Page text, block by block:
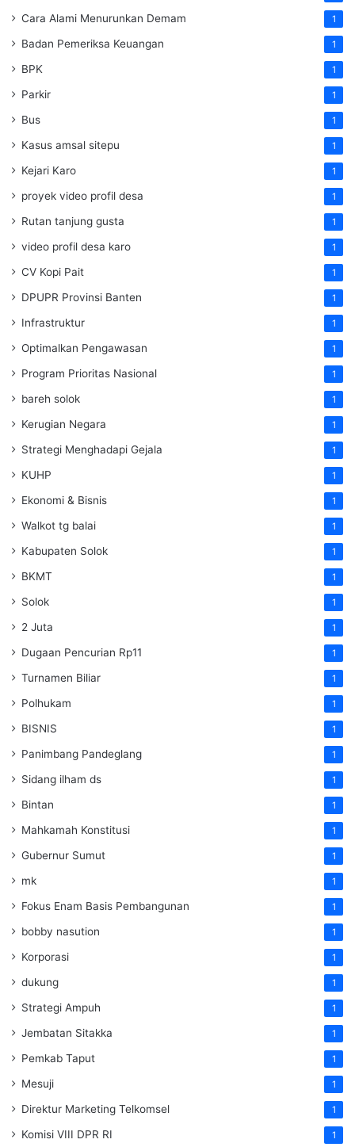
Cara Alami Menurunkan Demam 1
Badan Pemeriksa Keuangan 1
BPK 1
Parkir 1
Bus 1
Kasus amsal sitepu 1
Kejari Karo 1
proyek video profil desa 1
Rutan tanjung gusta 1
video profil desa karo 1
CV Kopi Pait 1
DPUPR Provinsi Banten 1
Infrastruktur 1
Optimalkan Pengawasan 1
Program Prioritas Nasional 1
bareh solok 1
Kerugian Negara 1
Strategi Menghadapi Gejala 1
KUHP 1
Ekonomi & Bisnis 1
Walkot tg balai 1
Kabupaten Solok 1
BKMT 1
Solok 1
2 Juta 1
Dugaan Pencurian Rp11 1
Turnamen Biliar 1
Polhukam 1
BISNIS 1
Panimbang Pandeglang 1
Sidang ilham ds 1
Bintan 1
Mahkamah Konstitusi 1
Gubernur Sumut 1
mk 1
Fokus Enam Basis Pembangunan 1
bobby nasution 1
Korporasi 1
dukung 1
Strategi Ampuh 1
Jembatan Sitakka 1
Pemkab Taput 1
Mesuji 1
Direktur Marketing Telkomsel 1
Komisi VIII DPR RI 1